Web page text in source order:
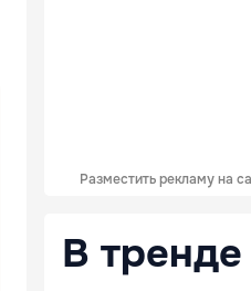
Разместить рекламу на
В тренде